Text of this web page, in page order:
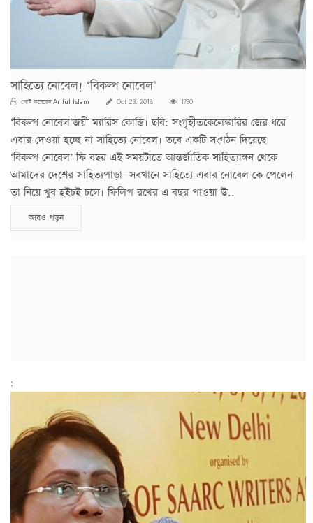
সাহিত্যে নোবেল! ‘বিকল্প নোবেল’
পোস্ট করেছেনAriful Islam Oct 23, 2018 1730
‘বিকল্প নোবেল’জয়ী ম্যারিস কোন্ডি। ছবি: সংগৃহীতকেলেঙ্কারির জের ধরে
এবার দেওয়া হচ্ছে না সাহিত্যে নোবেল। তবে একটি সংগঠন দিয়েছে
‘বিকল্প নোবেল’ ফি বছর এই সময়টাতে আন্তর্জাতিক সাহিত্যাঙ্গন থেকে
আমাদের দেশের সাহিত্যপাড়া—সবখানে সাহিত্যে এবার নোবেল কে পেলেন
তা নিয়ে খুব হইচই চলে। ফিলিপ রথের এ বছর পাওয়া উ..
আরও পড়ুন
;